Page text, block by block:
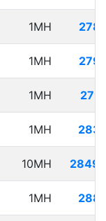
1MH
1MH
1MH
1MH
10MH
1MH